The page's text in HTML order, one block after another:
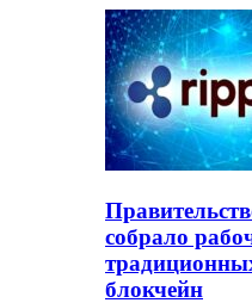
собрало
блокчейн